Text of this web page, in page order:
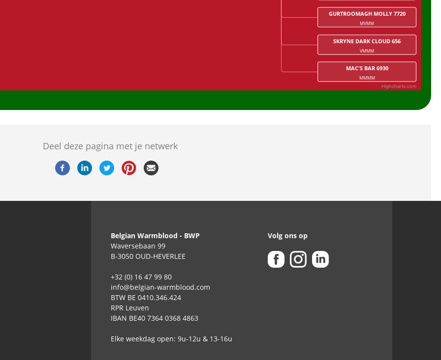
GURTROOMAGH MOLLY 7720
MVMM
SKRYNE DARK CLOUD 656
VMMM
MAC'S BAR 6930
MMMM
Highcharts.com
Deel deze pagina met je netwerk
Belgian Warmblood - BWP
Waversebaan 99
B-3050 OUD-HEVERLEE
+32 (0) 16 47 99 80
info@belgian-warmblood.com
BTW BE 0410.346.424
RPR Leuven
IBAN BE40 7364 0368 4863
Elke weekdag open: 9u-12u & 13-16u
Volg ons op